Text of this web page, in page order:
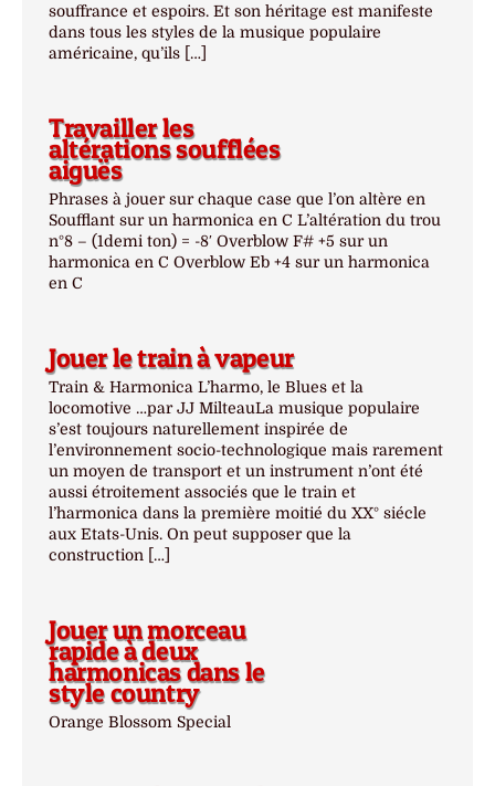
souffrance et espoirs. Et son héritage est manifeste
dans tous les styles de la musique populaire
américaine, qu’ils […]
Travailler les
altérations soufflées
aiguës
Phrases à jouer sur chaque case que l’on altère en
Soufflant sur un harmonica en C L’altération du trou
n°8 – (1demi ton) = -8′ Overblow F# +5 sur un
harmonica en C Overblow Eb +4 sur un harmonica
en C
Jouer le train à vapeur
Train & Harmonica L’harmo, le Blues et la
locomotive …par JJ MilteauLa musique populaire
s’est toujours naturellement inspirée de
l’environnement socio-technologique mais rarement
un moyen de transport et un instrument n’ont été
aussi étroitement associés que le train et
l’harmonica dans la première moitié du XX° siécle
aux Etats-Unis. On peut supposer que la
construction […]
Jouer un morceau
rapide à deux
harmonicas dans le
style country
Orange Blossom Special